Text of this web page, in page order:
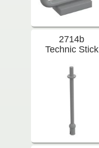
2714b
Technic Stick